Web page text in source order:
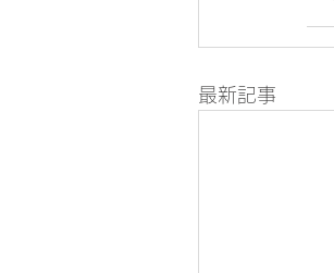
最新記事